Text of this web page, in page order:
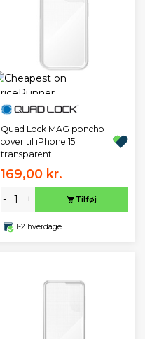
Quad Lock MAG poncho
cover til iPhone 15
transparent
169,00 kr.
- + Tilføj
1-2 hverdage